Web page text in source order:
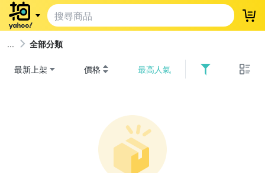
登
全部分類
最新上架 價格 最高人氣